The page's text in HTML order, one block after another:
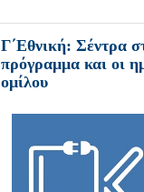
Γ΄Εθνική: Σέντρα
πρόγραμμα και οι
ομίλου